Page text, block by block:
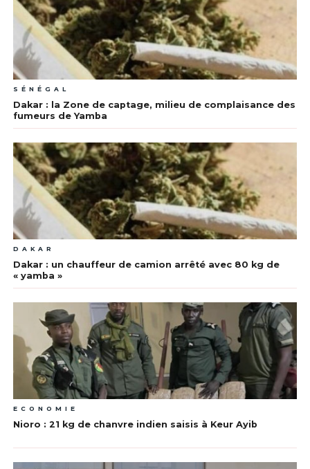
SÉNÉGAL
Dakar : la Zone de captage, milieu de complaisance des
fumeurs de Yamba
DAKAR
Dakar : un chauffeur de camion arrêté avec 80 kg de
« yamba »
ECONOMIE
Nioro : 21 kg de chanvre indien saisis à Keur Ayib